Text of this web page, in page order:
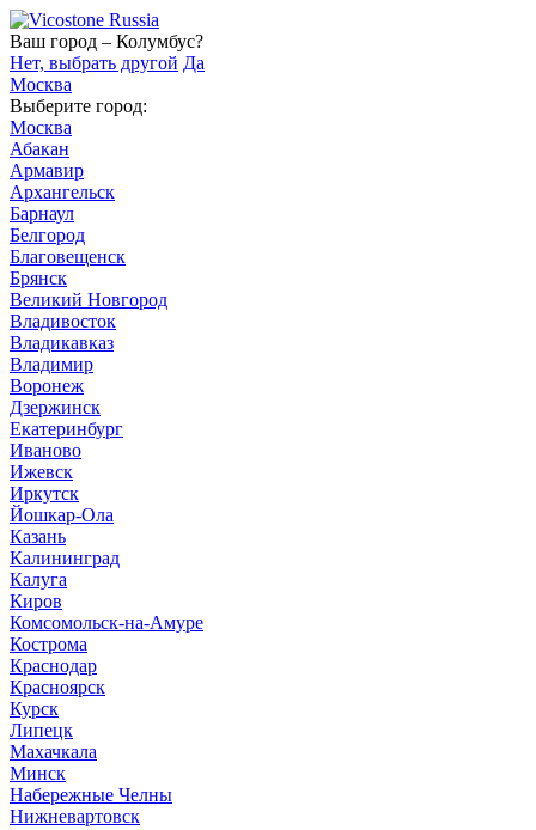
Ваш город – Колумбус?
Нет, выбрать другой Да
Москва
Выберите город:
Москва
Абакан
Армавир
Архангельск
Барнаул
Белгород
Благовещенск
Брянск
Великий Новгород
Владивосток
Владикавказ
Владимир
Воронеж
Дзержинск
Екатеринбург
Иваново
Ижевск
Иркутск
Йошкар-Ола
Казань
Калининград
Калуга
Киров
Комсомольск-на-Амуре
Кострома
Краснодар
Красноярск
Курск
Липецк
Махачкала
Минск
Набережные Челны
Нижневартовск